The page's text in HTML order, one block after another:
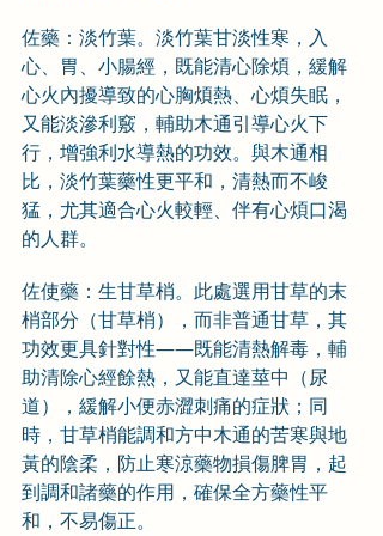
佐藥：淡竹葉。淡竹葉甘淡性寒，入
心、胃、小腸經，既能清心除煩，緩解
心火內擾導致的心胸煩熱、心煩失眠，
又能淡滲利竅，輔助木通引導心火下
行，增強利水導熱的功效。與木通相
比，淡竹葉藥性更平和，清熱而不峻
猛，尤其適合心火較輕、伴有心煩口渴
的人群。
佐使藥：生甘草梢。此處選用甘草的末
梢部分（甘草梢），而非普通甘草，其
功效更具針對性——既能清熱解毒，輔
助清除心經餘熱，又能直達莖中（尿
道），緩解小便赤澀刺痛的症狀；同
時，甘草梢能調和方中木通的苦寒與地
黃的陰柔，防止寒涼藥物損傷脾胃，起
到調和諸藥的作用，確保全方藥性平
和，不易傷正。